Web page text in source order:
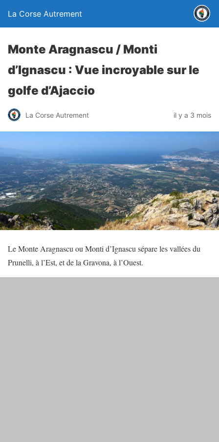
La Corse Autrement
Monte Aragnascu / Monti
d’Ignascu : Vue incroyable sur le
golfe d’Ajaccio
La Corse Autrement il y a 3 mois
Le Monte Aragnascu ou Monti d’Ignascu sépare les vallées du
Prunelli, à l’Est, et de la Gravona, à l’Ouest.